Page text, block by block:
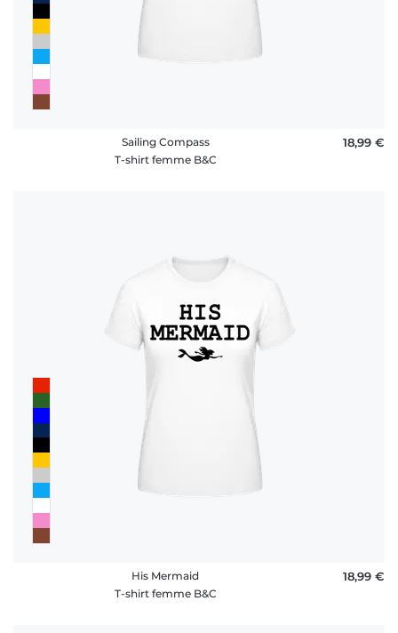
Sailing Compass
T-shirt femme B&C
18,99 €
His Mermaid
T-shirt femme B&C
18,99 €